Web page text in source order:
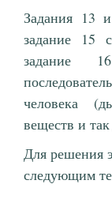
Задания 13
задание 15
задание
человека
веществ и так
Для решения
следующим